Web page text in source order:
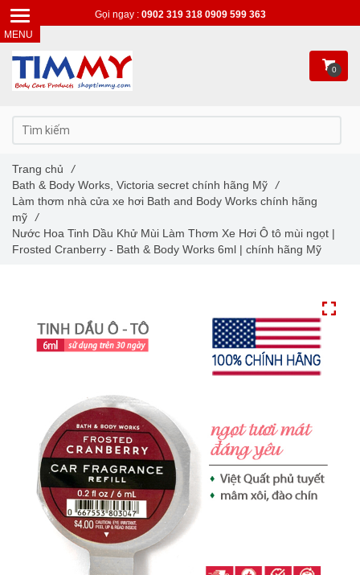
Trang chủ
/
Bath & Body Works, Victoria secret chính hãng Mỹ
/
Làm thơm nhà cửa xe hơi Bath and Body Works chính hãng
mỹ
/
Nước Hoa Tinh Dầu Khử Mùi Làm Thơm Xe Hơi Ô tô mùi ngọt |
Frosted Cranberry - Bath & Body Works 6ml | chính hãng Mỹ
Gọi ngay : 0902 319 318 0909 599 363
0